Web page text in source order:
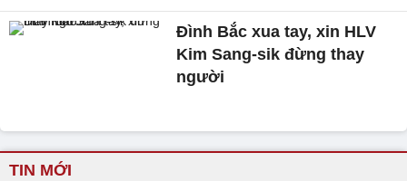
Đình Bắc xua tay, xin HLV
Kim Sang-sik đừng thay
người
TIN MỚI